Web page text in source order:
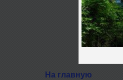
На главную